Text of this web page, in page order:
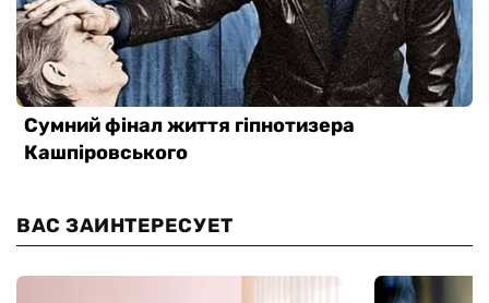
ВАС ЗАИНТЕРЕСУЕТ